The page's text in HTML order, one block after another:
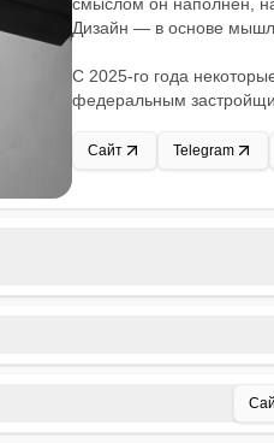
Дизайн — в основе
С 2025-го года
федеральным
Сайт Telegram